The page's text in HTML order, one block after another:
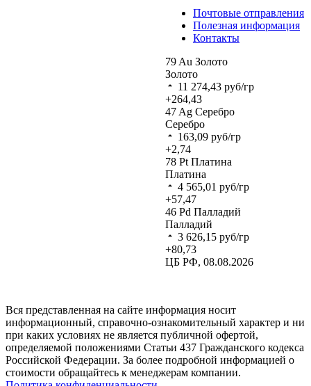
Почтовые отправления
Полезная информация
Контакты
79 Au Золото
Золото
11 274,43 руб/гр
+264,43
47 Ag Серебро
Серебро
163,09 руб/гр
+2,74
78 Pt Платина
Платина
4 565,01 руб/гр
+57,47
46 Pd Палладий
Палладий
3 626,15 руб/гр
+80,73
ЦБ РФ, 08.08.2026
Вся представленная на сайте информация носит
информационный, справочно-ознакомительный характер и ни
при каких условиях не является публичной офертой,
определяемой положениями Статьи 437 Гражданского кодекса
Российской Федерации. За более подробной информацией о
стоимости обращайтесь к менеджерам компании.